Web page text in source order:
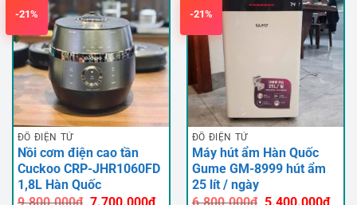
-21%
ĐỒ ĐIỆN TỬ
Nồi cơm điện cao tần
Cuckoo CRP-JHR1060FD
1,8L Hàn Quốc
Giá
Giá
-21%
ĐỒ ĐIỆN TỬ
Máy hút ẩm Hàn Quốc
Gume GM-8999 hút ẩm
25 lít / ngày
Giá
Giá